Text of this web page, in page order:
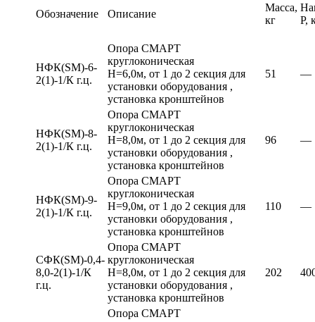
Обозначение Описание
Масса,
кг
Р,
НФК(SM)-6-
2(1)-1/К г.ц.
Опора СМАРТ
круглоконическая
Н=6,0м, от 1 до 2 секция для
установки оборудования ,
установка кронштейнов
51 —
НФК(SM)-8-
2(1)-1/К г.ц.
Опора СМАРТ
круглоконическая
Н=8,0м, от 1 до 2 секция для
установки оборудования ,
установка кронштейнов
96 —
НФК(SM)-9-
2(1)-1/К г.ц.
Опора СМАРТ
круглоконическая
Н=9,0м, от 1 до 2 секция для
установки оборудования ,
установка кронштейнов
110 —
СФК(SM)-0,4-
8,0-2(1)-1/К
г.ц.
Опора СМАРТ
круглоконическая
Н=8,0м, от 1 до 2 секция для
установки оборудования ,
установка кронштейнов
202
Опора СМАРТ